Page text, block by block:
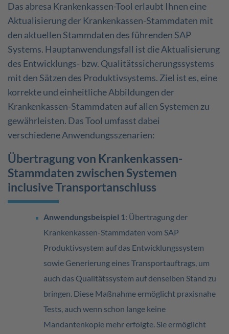
Das abresa Krankenkassen-Tool erlaubt Ihnen eine
Aktualisierung der Krankenkassen-Stammdaten mit
den aktuellen Stammdaten des führenden SAP
Systems. Hauptanwendungsfall ist die Aktualisierung
des Entwicklungs- bzw. Qualitätssicherungssystems
mit den Sätzen des Produktivsystems. Ziel ist es, eine
korrekte und einheitliche Abbildungen der
Krankenkassen-Stammdaten auf allen Systemen zu
gewährleisten. Das Tool umfasst dabei
verschiedene Anwendungsszenarien:
Übertragung von Krankenkassen-
Stammdaten zwischen Systemen
inclusive Transportanschluss
Anwendungsbeispiel 1: Übertragung der
Krankenkassen-Stammdaten vom SAP
Produktivsystem auf das Entwicklungssystem
sowie Generierung eines Transportauftrags, um
auch das Qualitätssystem auf denselben Stand zu
bringen. Diese Maßnahme ermöglicht praxisnahe
Tests, auch wenn schon lange keine
Mandantenkopie mehr erfolgte. Sie ermöglicht